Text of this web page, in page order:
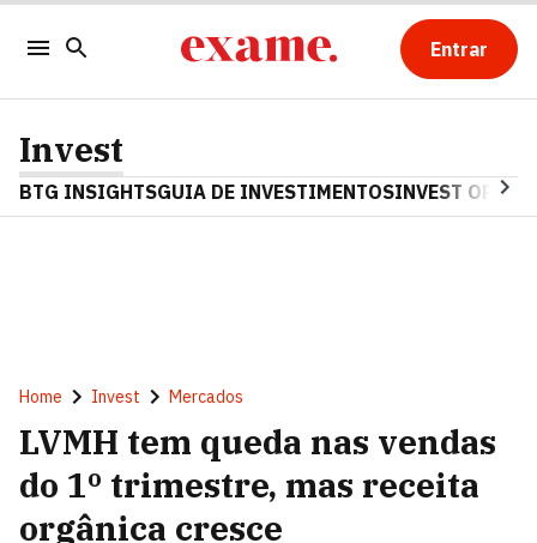
Entrar
Invest
BTG INSIGHTSGUIA DE INVESTIMENTOSINVEST OPINA
Home Invest Mercados
LVMH tem queda nas vendas
do 1º trimestre, mas receita
orgânica cresce